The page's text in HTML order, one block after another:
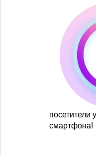
посетители
смартфона!